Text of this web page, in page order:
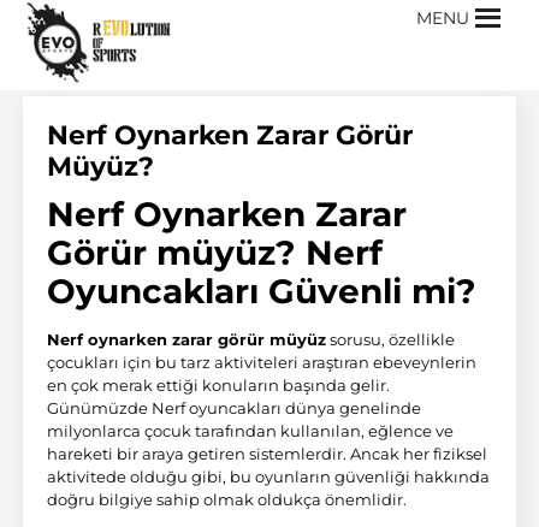
MENU
Nerf Oynarken Zarar Görür
Müyüz?
Nerf Oynarken Zarar
Görür müyüz? Nerf
Oyuncakları Güvenli mi?
Nerfoynarken zarar görür müyüzsorusu, özellikle
çocukları için bu tarz aktiviteleri araştıran ebeveynlerin
en çok merak ettiği konuların başında gelir.
Günümüzde Nerf oyuncakları dünya genelinde
milyonlarca çocuk tarafından kullanılan, eğlence ve
hareketi bir araya getiren sistemlerdir. Ancak her fiziksel
aktivitede olduğu gibi, bu oyunların güvenliği hakkında
doğru bilgiye sahip olmak oldukça önemlidir.